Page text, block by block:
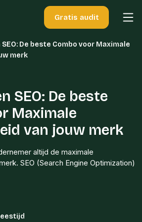
Gratis audit
SEO: De beste Combo voor Maximale
merk
SEO: De beste
Maximale
van jouw merk
altijd de maximale
SEO (Search Engine Optimization)